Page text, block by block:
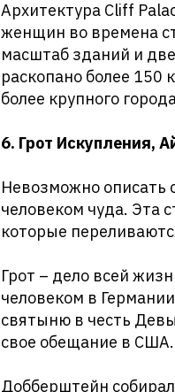
Архитектура Cliff
женщин во времена
масштаб зданий и
раскопано более 150
более крупного
6. Грот Искупления,
Невозможно описать
человеком чуда. Эта
которые
Грот – дело всей
человеком в
святыню в честь
свое обещание в США.
Добберштейн